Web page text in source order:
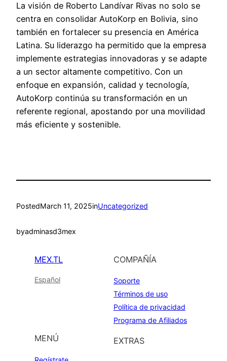
La visión de Roberto Landívar Rivas no solo se
centra en consolidar AutoKorp en Bolivia, sino
también en fortalecer su presencia en América
Latina. Su liderazgo ha permitido que la empresa
implemente estrategias innovadoras y se adapte
a un sector altamente competitivo. Con un
enfoque en expansión, calidad y tecnología,
AutoKorp continúa su transformación en un
referente regional, apostando por una movilidad
más eficiente y sostenible.
PostedMarch 11, 2025inUncategorized
byadminasd3mex
MEX.TL
Español
MENÚ
COMPAÑÍA
Soporte
Términos de uso
Política de privacidad
Programa de Afiliados
EXTRAS